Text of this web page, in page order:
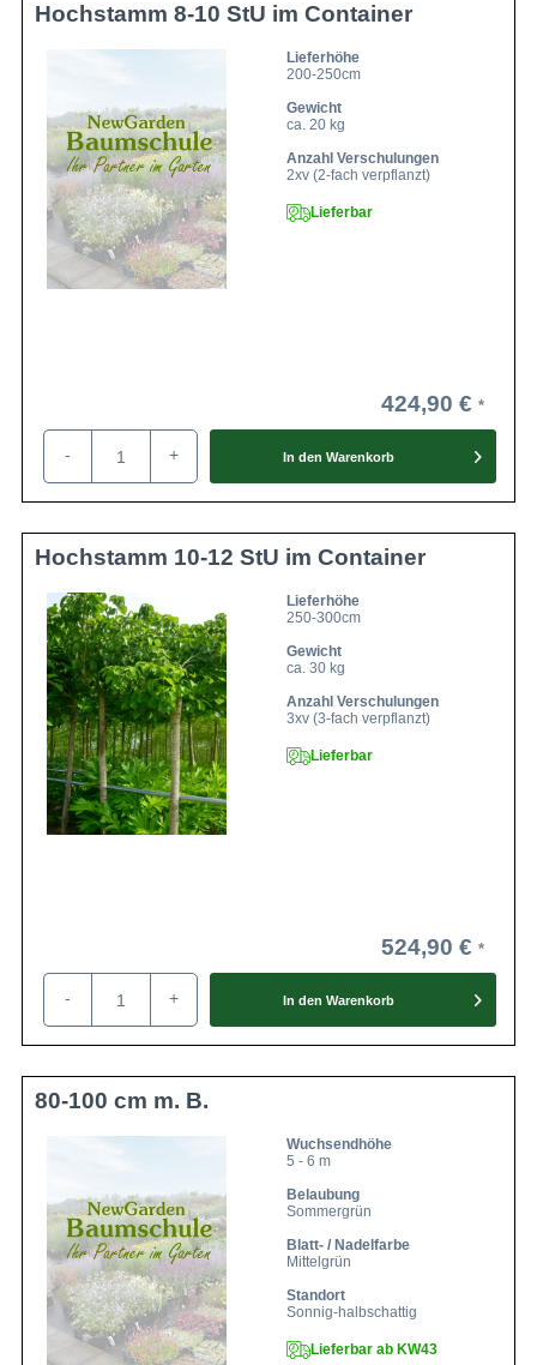
Hochstamm 8-10 StU im Container
Lieferhöhe
200-250cm
Gewicht
ca. 20 kg
Anzahl Verschulungen
2xv (2-fach verpflanzt)
Lieferbar
424,90 €
- + In den Warenkorb
Hochstamm 10-12 StU im Container
Lieferhöhe
250-300cm
Gewicht
ca. 30 kg
Anzahl Verschulungen
3xv (3-fach verpflanzt)
Lieferbar
524,90 €
- + In den Warenkorb
80-100 cm m. B.
Wuchsendhöhe
5 - 6 m
Belaubung
Sommergrün
Blatt- / Nadelfarbe
Mittelgrün
Standort
Sonnig-halbschattig
Lieferbar ab KW43